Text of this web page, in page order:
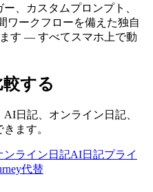
、カスタムプロンプト、
ワークフローを備えた独自
す — すべてスマホ上で動
する
日記、オンライン日記、
ます。
ンライン日記AI日記プライ
代替